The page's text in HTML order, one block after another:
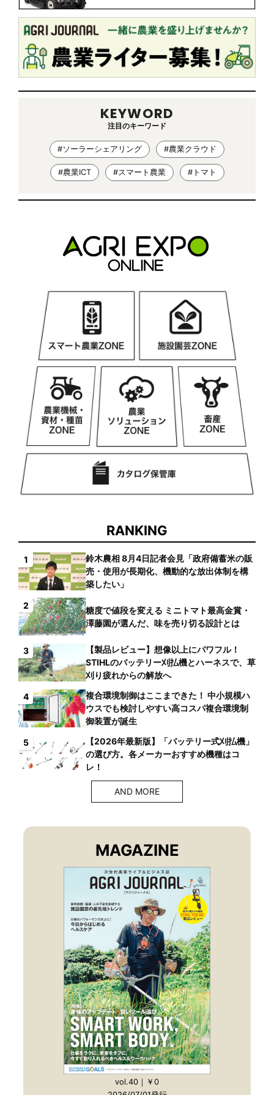
KEYWORD
注目のキーワード
#ソーラーシェアリング #農業クラウド
#農業ICT #スマート農業 #トマト
RANKING
1
鈴木農相 8月4日記者会見「政府備蓄米の販
売・使用が長期化、機動的な放出体制を構
築したい」
2
糖度で値段を変える ミニトマト最高金賞・
澤藤園が選んだ、味を売り切る設計とは
3
【製品レビュー】想像以上にパワフル！
STIHLのバッテリー刈払機とハーネスで、草
刈り疲れからの解放へ
4
複合環境制御はここまできた！ 中小規模ハ
ウスでも検討しやすい高コスパ複合環境制
御装置が誕生
5
【2026年最新版】「バッテリー式刈払機」
の選び方。各メーカーおすすめ機種はコ
レ！
AND MORE
MAGAZINE
vol.40｜￥0